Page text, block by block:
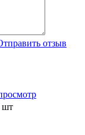
отзыв
шт